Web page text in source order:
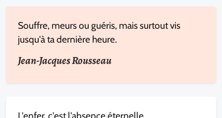
Souffre, meurs ou guéris, mais surtout vis
jusqu'à ta dernière heure.
Jean-Jacques Rousseau
L'enfer, c'est l'absence éternelle.